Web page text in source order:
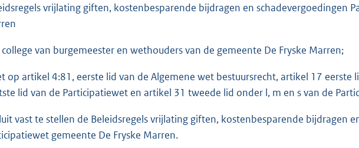
vrijlating giften, kostenbesparende bijdragen en schadevergoedingen
van burgemeester en wethouders van de gemeente De Fryske Marren;
op artikel 4:81, eerste lid van de Algemene wet bestuursrecht, artikel 17 eerste
lid van de Participatiewet en artikel 31 tweede lid onder l, m en s van de
vast te stellen de Beleidsregels vrijlating giften, kostenbesparende bijdragen
gemeente De Fryske Marren.